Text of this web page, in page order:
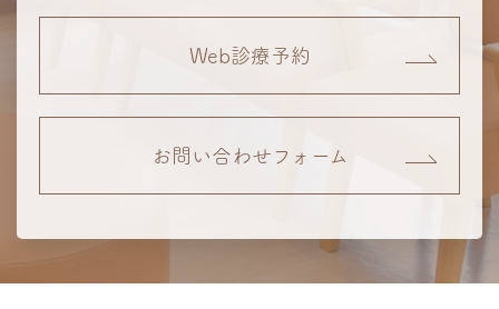
Web診療予約
お問い合わせフォーム